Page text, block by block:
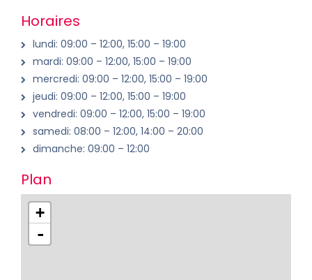
Horaires
lundi: 09:00 – 12:00, 15:00 – 19:00
mardi: 09:00 – 12:00, 15:00 – 19:00
mercredi: 09:00 – 12:00, 15:00 – 19:00
jeudi: 09:00 – 12:00, 15:00 – 19:00
vendredi: 09:00 – 12:00, 15:00 – 19:00
samedi: 08:00 – 12:00, 14:00 – 20:00
dimanche: 09:00 – 12:00
Plan
+
-